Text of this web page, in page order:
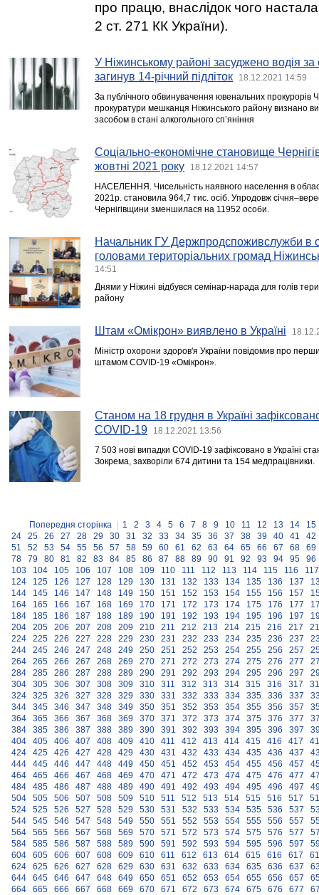
про працю, внаслідок чого
2 ст. 271 КК України).
У Ніжинському районі засуджено водія
загинув 14-річний підліток
18.12.2021 14:59
За публічного обвинувачення ювенальних прокурорів
прокуратури мешканця Ніжинського району визнано
засобом в стані алкогольного сп’яніння
Соціально-економічне становище
жовтні 2021 року
18.12.2021 14:57
НАСЕЛЕННЯ. Чисельність наявного населення в
2021р. становила 964,7 тис. осіб. Упродовж
Чернігівщини зменшилася на 11952 особи.
Начальник ГУ Держпродспоживслужби в
головами територіальних громад
14:51
Днями у Ніжині відбувся семінар-нарада для голів
району
Штам «Омікрон» виявлено в Україні
Міністр охорони здоров'я України повідомив про
штамом COVID-19 «Омікрон».
Станом на 18 грудня в Україні
COVID-19
18.12.2021 13:56
7 503 нові випадки COVID-19 зафіксовано в Україні
Зокрема, захворіли 674 дитини та 154 медпрацівники.
Попередня сторінка 1 2 3 4 5 6 7 8 9 10 11 12 13 14
15
24
25 26 27 28 29 30 31 32 33 34 35 36 37 38 39 40 41
42
51
52 53 54 55 56 57 58 59 60 61 62 63 64 65 66 67 68
69
78
79 80 81 82 83 84 85 86 87 88 89 90 91 92 93 94 95
96
103
104 105 106 107 108 109 110 111 112 113 114 115 116
117
124
125 126 127 128 129 130 131 132 133 134 135 136 137
144
145 146 147 148 149 150 151 152 153 154 155 156 157
164
165 166 167 168 169 170 171 172 173 174 175 176 177
184
185 186 187 188 189 190 191 192 193 194 195 196 197
204
205 206 207 208 209 210 211 212 213 214 215 216 217
224
225 226 227 228 229 230 231 232 233 234 235 236 237
244
245 246 247 248 249 250 251 252 253 254 255 256 257
264
265 266 267 268 269 270 271 272 273 274 275 276 277
284
285 286 287 288 289 290 291 292 293 294 295 296 297
304
305 306 307 308 309 310 311 312 313 314 315 316 317
324
325 326 327 328 329 330 331 332 333 334 335 336 337
344
345 346 347 348 349 350 351 352 353 354 355 356 357
364
365 366 367 368 369 370 371 372 373 374 375 376 377
384
385 386 387 388 389 390 391 392 393 394 395 396 397
404
405 406 407 408 409 410 411 412 413 414 415 416 417
424
425 426 427 428 429 430 431 432 433 434 435 436 437
444
445 446 447 448 449 450 451 452 453 454 455 456 457
464
465 466 467 468 469 470 471 472 473 474 475 476 477
484
485 486 487 488 489 490 491 492 493 494 495 496 497
504
505 506 507 508 509 510 511 512 513 514 515 516 517
524
525 526 527 528 529 530 531 532 533 534 535 536 537
544
545 546 547 548 549 550 551 552 553 554 555 556 557
564
565 566 567 568 569 570 571 572 573 574 575 576 577
584
585 586 587 588 589 590 591 592 593 594 595 596 597
604
605 606 607 608 609 610 611 612 613 614 615 616 617
624
625 626 627 628 629 630 631 632 633 634 635 636 637
644
645 646 647 648 649 650 651 652 653 654 655 656 657
664
665 666 667 668 669 670 671 672 673 674 675 676 677